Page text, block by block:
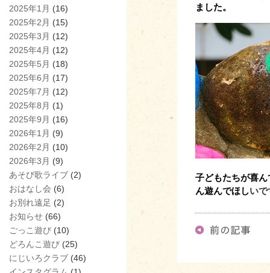
2025年1月 (16)
2025年2月 (15)
2025年3月 (12)
2025年4月 (12)
2025年5月 (18)
2025年6月 (17)
2025年7月 (12)
2025年8月 (1)
2025年9月 (16)
2026年1月 (9)
2026年2月 (10)
2026年3月 (9)
あそび歌ライブ (2)
おはなし会 (6)
お別れ遠足 (2)
お知らせ (66)
ごっこ遊び (10)
どろんこ遊び (25)
にじいろクラブ (46)
ました。
子どもたちが喜
ん遊んでほしいで